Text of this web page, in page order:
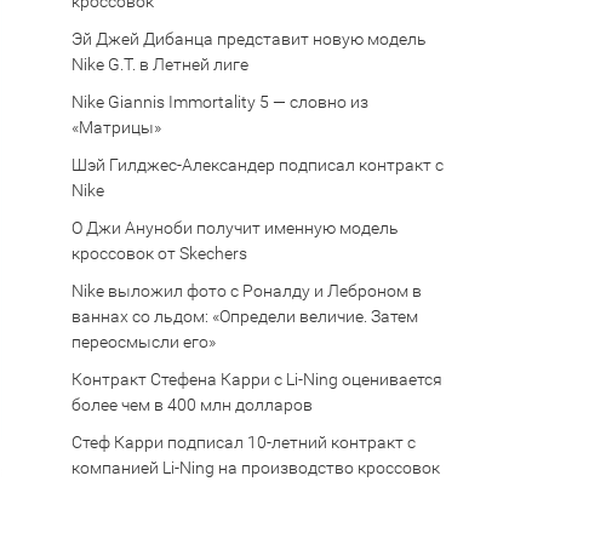
Эй Джей Дибанца представит новую модель
Nike G.T. в Летней лиге
Nike Giannis Immortality 5 — словно из
«Матрицы»
Шэй Гилджес-Александер подписал контракт с
Nike
О Джи Ануноби получит именную модель
кроссовок от Skechers
Nike выложил фото с Роналду и Леброном в
ваннах со льдом: «Определи величие. Затем
переосмысли его»
Контракт Стефена Карри с Li-Ning оценивается
более чем в 400 млн долларов
Стеф Карри подписал 10-летний контракт с
компанией Li-Ning на производство кроссовок